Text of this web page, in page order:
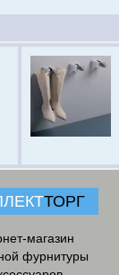
ТОРГ
магазин
фурнитуры